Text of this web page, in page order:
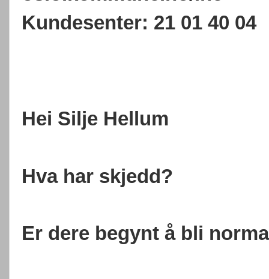
Kundesenter: 21 01 40 04
Hei Silje Hellum
Hva har skjedd?
Er dere begynt å bli